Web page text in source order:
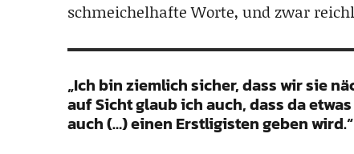
schmeichelhafte Worte, und zwar
„Ich bin ziemlich sicher, dass wir sie
auf Sicht glaub ich auch, dass da
auch (…) einen Erstligisten geben wird.“